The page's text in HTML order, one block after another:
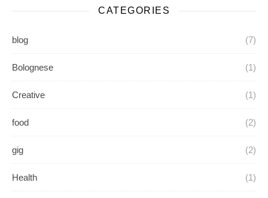
CATEGORIES
blog (7)
Bolognese (1)
Creative (1)
food (2)
gig (2)
Health (1)